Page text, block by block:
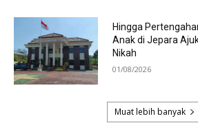
Hingga
Anak di Jepara
Nikah
01/08/2026
Muat lebih banyak